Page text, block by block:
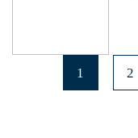
1 2